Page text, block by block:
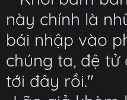
này chính là
bái nhập vào
chúng ta, đệ
tới đây rồi."